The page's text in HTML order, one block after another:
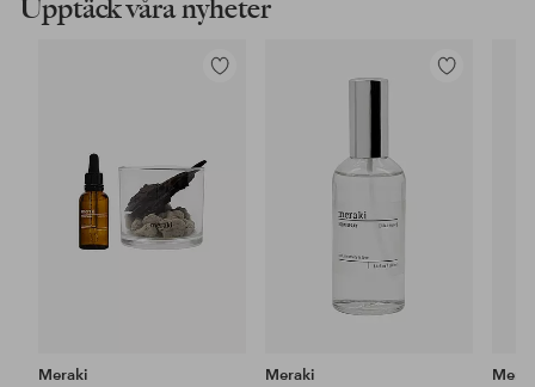
Upptäck våra nyheter
Lägg
Meraki
Lägg
Meraki